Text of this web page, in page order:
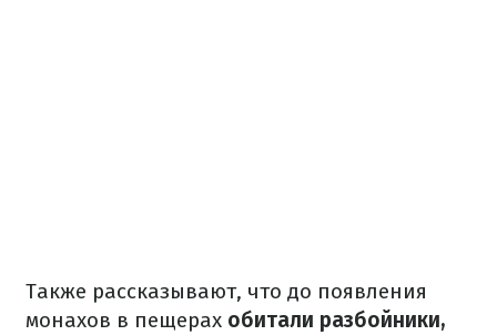
Также рассказывают, что до появления
монахов в пещерах обитали разбойники,